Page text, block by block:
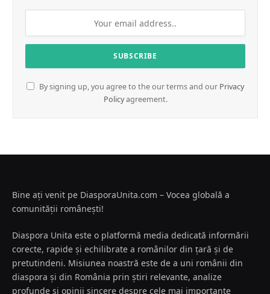
By signing up, you agree to the our terms and our Privacy
Policyagreement.
Bine ați venit pe DiasporaUnita.com – Vocea globală a
comunității românești!
Diaspora Unita este o platformă media dedicată informării
corecte, rapide și echilibrate a românilor din țară și de
pretutindeni. Misiunea noastră este de a uni românii din
diaspora și din România prin știri relevante, analize
profunde și opinii sincere despre cele mai importante